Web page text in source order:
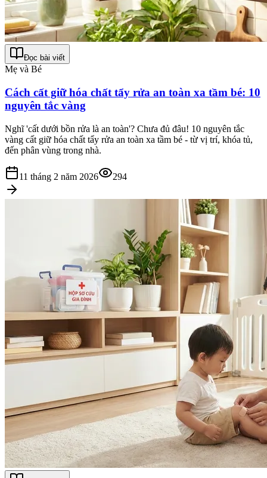
Đọc bài viết
Mẹ và Bé
Cách cất giữ hóa chất tẩy rửa an toàn xa tầm bé: 10
nguyên tắc vàng
Nghĩ 'cất dưới bồn rửa là an toàn'? Chưa đủ đâu! 10 nguyên tắc
vàng cất giữ hóa chất tẩy rửa an toàn xa tầm bé - từ vị trí, khóa tủ,
đến phân vùng trong nhà.
11 tháng 2 năm 2026 294